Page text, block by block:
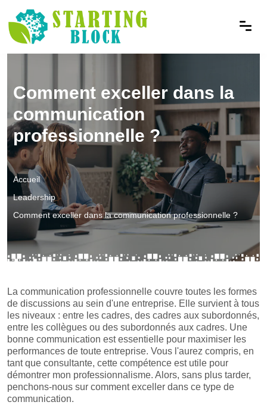
Comment exceller dans la
communication
professionnelle ?
Accueil
Leadership
Comment exceller dans la communication professionnelle ?
La communication professionnelle couvre toutes les formes
de discussions au sein d'une entreprise. Elle survient à tous
les niveaux : entre les cadres, des cadres aux subordonnés,
entre les collègues ou des subordonnés aux cadres. Une
bonne communication est essentielle pour maximiser les
performances de toute entreprise. Vous l'aurez compris, en
tant que consultante, cette compétence est utile pour
démontrer mon professionnalisme. Alors, sans plus tarder,
penchons-nous sur comment exceller dans ce type de
communication.